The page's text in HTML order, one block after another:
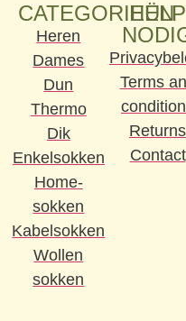
CATEGORIEËN
Heren
Dames
Dun
Thermo
Dik
Enkelsokken
Home-
sokken
Kabelsokken
Wollen
sokken
HULP
Terms
Returns
Contact